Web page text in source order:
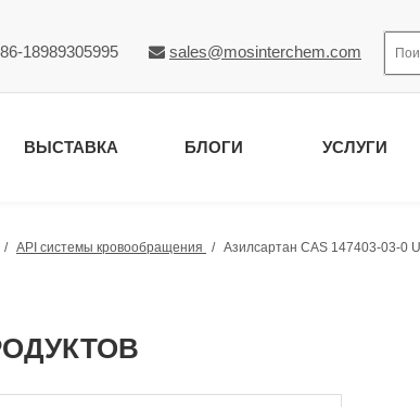
18989305995  sales@mosinterchem.com
ВЫСТАВКА БЛОГИ УСЛУГИ
/ API системы кровообращения / Азилсартан CAS 147403-03-0